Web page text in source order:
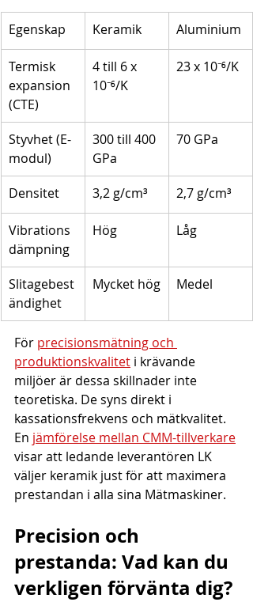
Egenskap Keramik Aluminium
Termisk
expansion
(CTE)
4 till 6 x
10⁻⁶/K
23 x 10⁻⁶/K
Styvhet (E-
modul)
300 till 400
GPa
70 GPa
Densitet 3,2 g/cm³ 2,7 g/cm³
Vibrations
dämpning
Hög Låg
Slitagebest
ändighet
Mycket hög Medel
För precisionsmätning och
produktionskvalitet i krävande
miljöer är dessa skillnader inte
teoretiska. De syns direkt i
kassationsfrekvens och mätkvalitet.
En jämförelse mellan CMM-tillverkare
visar att ledande leverantören LK
väljer keramik just för att maximera
prestandan i alla sina Mätmaskiner.
Precision och
prestanda: Vad kan du
verkligen förvänta dig?